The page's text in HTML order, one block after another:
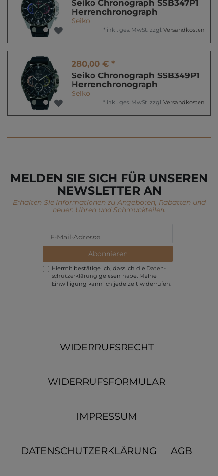
Seiko Chronograph SSB347P1
Herrenchronograph
Seiko
* inkl. ges. MwSt. zzgl. Versandkosten
280,00 € *
Seiko Chronograph SSB349P1
Herrenchronograph
Seiko
* inkl. ges. MwSt. zzgl. Versandkosten
MELDEN SIE SICH FÜR UNSEREN
NEWSLETTER AN
Erhalten Sie Informationen zu Angeboten, Rabatten und
neuen Uhren und Schmuckteilen.
Abonnieren
Hiermit bestätige ich, dass ich die Daten­
schutz­erklärung gelesen habe. Meine
Einwilligung kann ich jederzeit widerrufen.
WIDERRUFSRECHT
WIDERRUFSFORMULAR
IMPRESSUM
DATENSCHUTZERKLÄRUNG AGB